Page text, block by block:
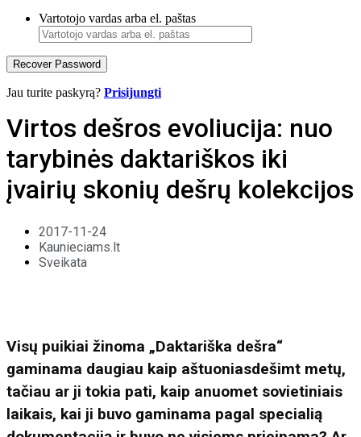
Vartotojo vardas arba el. paštas
Recover Password
Jau turite paskyrą? Prisijungti
Virtos dešros evoliucija: nuo
tarybinės daktariškos iki
įvairių skonių dešrų kolekcijos
2017-11-24
Kaunieciams.lt
Sveikata
Visų puikiai žinoma „Daktariška dešra“
gaminama daugiau kaip aštuoniasdešimt metų,
tačiau ar ji tokia pati, kaip anuomet sovietiniais
laikais, kai ji buvo gaminama pagal specialią